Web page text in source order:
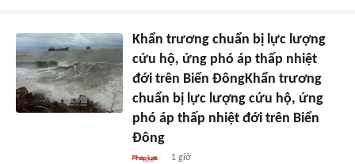
Khẩn trương chuẩn bị lực lượng
cứu hộ, ứng phó áp thấp nhiệt
đới trên Biển ĐôngKhẩn trương
chuẩn bị lực lượng cứu hộ, ứng
phó áp thấp nhiệt đới trên Biển
Đông
1 giờ